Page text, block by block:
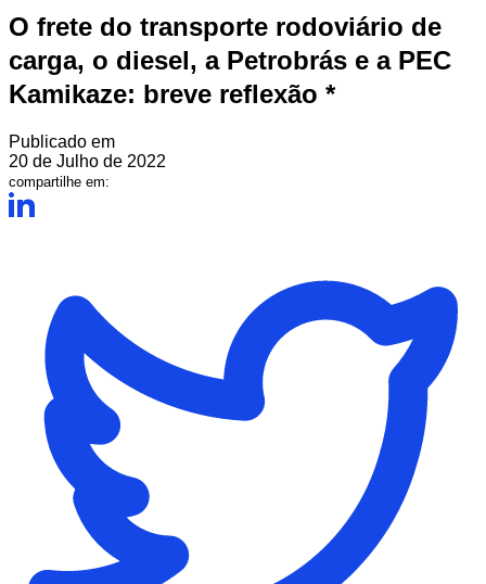
O frete do transporte rodoviário de
carga, o diesel, a Petrobrás e a PEC
Kamikaze: breve reflexão *
Publicado em
20 de Julho de 2022
compartilhe em: